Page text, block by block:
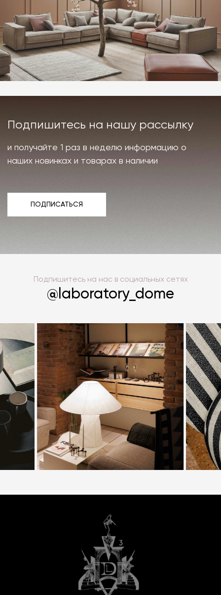
Подпишитесь на нашу рассылку
и получайте 1 раз в неделю информацию о
наших новинках и товарах в наличии
ПОДПИСАТЬСЯ
Подпишитесь на нас в социальных сетях
@laboratory_dome